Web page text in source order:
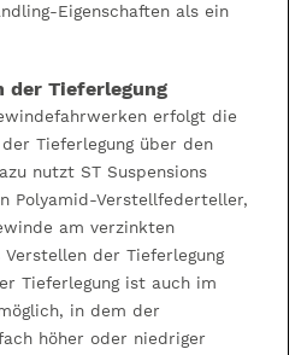
Eigenschaften als ein
der Tieferlegung
erfolgt die
Tieferlegung über den
nutzt ST Suspensions
Polyamid-Verstellfederteller,
am verzinkten
der Tieferlegung
Tieferlegung ist auch im
in dem der
höher oder niedriger